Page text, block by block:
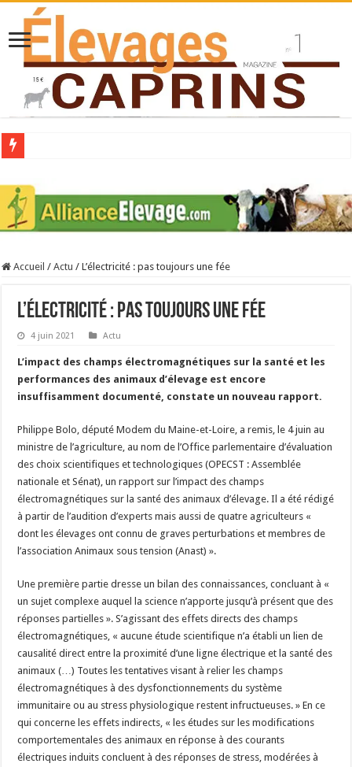
Stress thermique : quelles solutions concrètes pour protéger son troupeau ?
40 ans du Space : une présentation caprine quotidienne
La collecte de lait de chèvre confirme son rebond
Accueil / Actu / L’électricité : pas toujours une fée
L’électricité : pas toujours une fée
4 juin 2021 Actu
L’impact des champs électromagnétiques sur la santé et les
performances des animaux d’élevage est encore
insuffisamment documenté, constate un nouveau rapport.
Philippe Bolo, député Modem du Maine-et-Loire, a remis, le 4 juin au
ministre de l’agriculture, au nom de l’Office parlementaire d’évaluation
des choix scientifiques et technologiques (OPECST : Assemblée
nationale et Sénat), un rapport sur l’impact des champs
électromagnétiques sur la santé des animaux d’élevage. Il a été rédigé
à partir de l’audition d’experts mais aussi de quatre agriculteurs «
dont les élevages ont connu de graves perturbations et membres de
l’association Animaux sous tension (Anast) ».
Une première partie dresse un bilan des connaissances, concluant à «
un sujet complexe auquel la science n’apporte jusqu’à présent que des
réponses partielles ». S’agissant des effets directs des champs
électromagnétiques, « aucune étude scientifique n’a établi un lien de
causalité direct entre la proximité d’une ligne électrique et la santé des
animaux (…) Toutes les tentatives visant à relier les champs
électromagnétiques à des dysfonctionnements du système
immunitaire ou au stress physiologique restent infructueuses. » En ce
qui concerne les effets indirects, « les études sur les modifications
comportementales des animaux en réponse à des courants
électriques induits concluent à des réponses de stress, modérées à